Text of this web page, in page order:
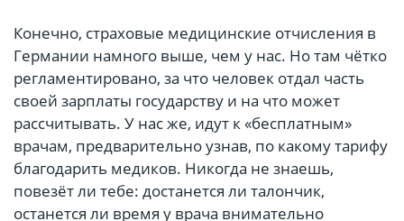
Конечно, страховые медицинские отчисления в
Германии намного выше, чем у нас. Но там чётко
регламентировано, за что человек отдал часть
своей зарплаты государству и на что может
рассчитывать. У нас же, идут к «бесплатным»
врачам, предварительно узнав, по какому тарифу
благодарить медиков. Никогда не знаешь,
повезёт ли тебе: достанется ли талончик,
останется ли время у врача внимательно